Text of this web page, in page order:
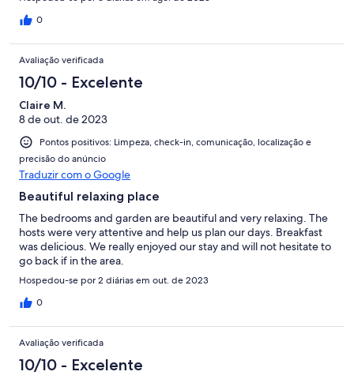
0
Avaliação verificada
10/10 - Excelente
Claire M.
8 de out. de 2023
Pontos positivos: Limpeza, check-in, comunicação, localização e
precisão do anúncio
Traduzir com o Google
Beautiful relaxing place
The bedrooms and garden are beautiful and very relaxing. The
hosts were very attentive and help us plan our days. Breakfast
was delicious. We really enjoyed our stay and will not hesitate to
go back if in the area.
Hospedou-se por 2 diárias em out. de 2023
0
Avaliação verificada
10/10 - Excelente